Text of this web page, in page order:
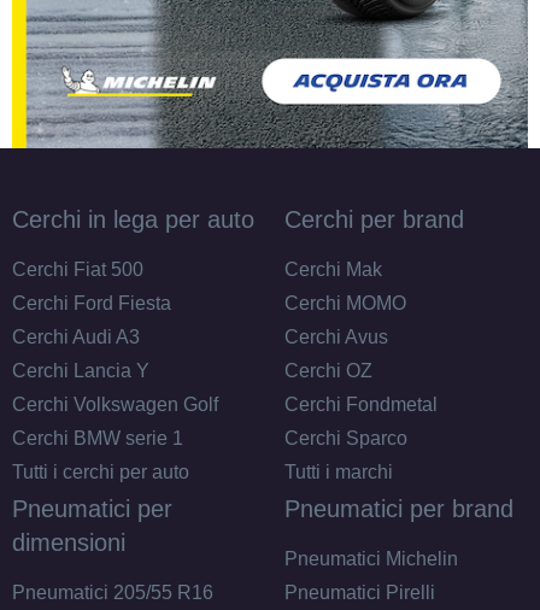
Cerchi in lega per auto
Cerchi Fiat 500
Cerchi Ford Fiesta
Cerchi Audi A3
Cerchi Lancia Y
Cerchi Volkswagen Golf
Cerchi BMW serie 1
Tutti i cerchi per auto
Cerchi per brand
Cerchi Mak
Cerchi MOMO
Cerchi Avus
Cerchi OZ
Cerchi Fondmetal
Cerchi Sparco
Tutti i marchi
Pneumatici per
dimensioni
Pneumatici 205/55 R16
Pneumatici per brand
Pneumatici Michelin
Pneumatici Pirelli